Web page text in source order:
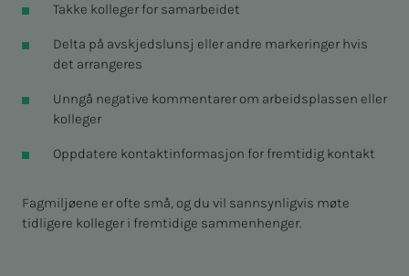
Takke kolleger for samarbeidet
Delta på avskjedslunsj eller andre markeringer hvis
det arrangeres
Unngå negative kommentarer om arbeidsplassen eller
kolleger
Oppdatere kontaktinformasjon for fremtidig kontakt
Fagmiljøene er ofte små, og du vil sannsynligvis møte
tidligere kolleger i fremtidige sammenhenger.